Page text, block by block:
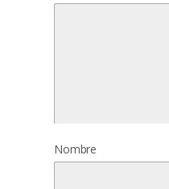
Nombre